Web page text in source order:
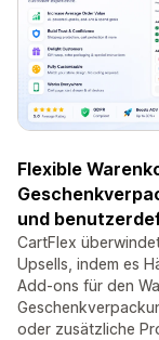
Flexible
und
CartFlex
Upsells, indem es
Add-ons für den
oder zusätzliche